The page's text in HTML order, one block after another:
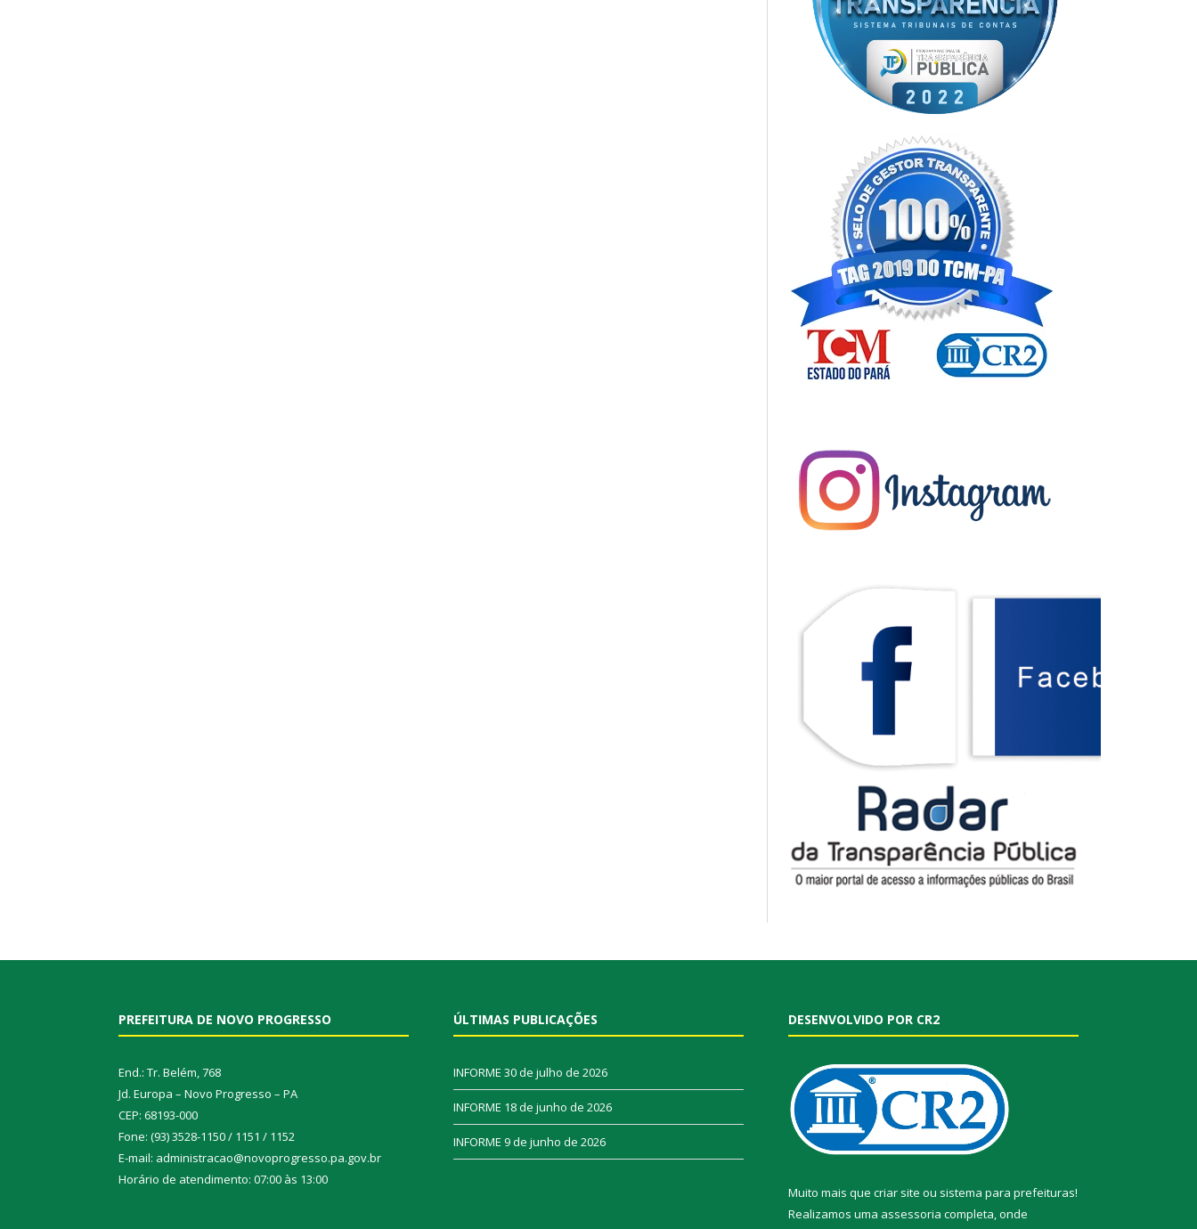
PREFEITURA DE NOVO PROGRESSO
End.: Tr. Belém, 768
Jd. Europa – Novo Progresso – PA
CEP: 68193-000
Fone: (93) 3528-1150 / 1151 / 1152
E-mail: administracao@novoprogresso.pa.gov.br
Horário de atendimento: 07:00 às 13:00
ÚLTIMAS PUBLICAÇÕES
INFORME 30 de julho de 2026
INFORME 18 de junho de 2026
INFORME 9 de junho de 2026
DESENVOLVIDO POR CR2
Muito mais que criar site ou sistema para prefeituras!
Realizamos uma assessoria completa, onde